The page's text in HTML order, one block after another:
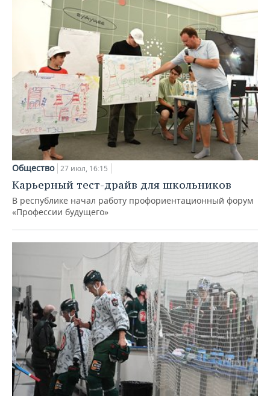
Общество 27 июл, 16:15
Карьерный тест-драйв для школьников
В республике начал работу профориентационный форум
«Профессии будущего»